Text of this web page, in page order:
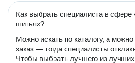
Как выбрать специалиста в сфере
шитья»?
Можно искать по каталогу, а можно
заказ — тогда специалисты
Чтобы выбрать лучшего из